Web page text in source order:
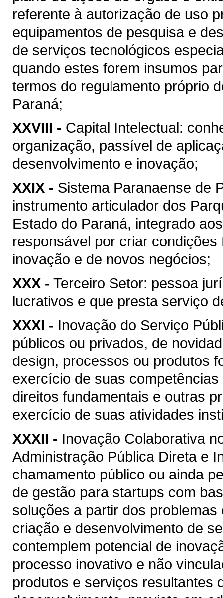
referente à autorização de uso
equipamentos de pesquisa e
de serviços tecnológicos
quando estes forem insumos
termos do regulamento próprio
Paraná;
XXVIII - Capital Intelectual:
organização, passível de
desenvolvimento e inovação;
XXIX - Sistema Paranaense de
instrumento articulador dos
Estado do Paraná, integrado
responsável por criar
inovação e de novos negócios;
XXX - Terceiro Setor: pessoa
lucrativos e que presta serviço
XXXI - Inovação do Serviço
públicos ou privados, de
design, processos ou produtos
exercício de suas
direitos fundamentais e outras
exercício de suas atividades
XXXII - Inovação Colaborativa
Administração Pública Direta e
chamamento público ou ainda
de gestão para startups com
soluções a partir dos
criação e desenvolvimento de
contemplem potencial de
processo inovativo e não
produtos e serviços resultantes